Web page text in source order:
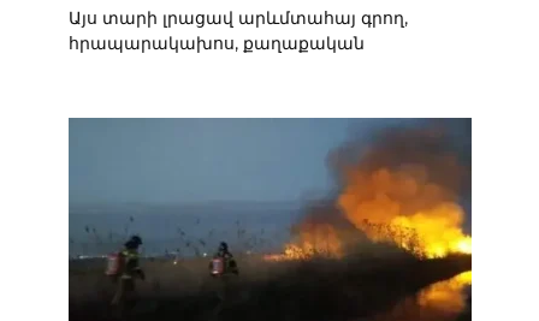
Այս տարի լրացավ արևմտահայ գրող,
հրապարակախոս, քաղաքական